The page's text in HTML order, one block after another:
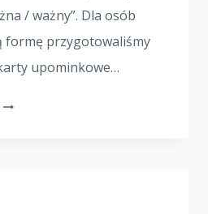
/ ważny”. Dla osób
formę przygotowaliśmy
upominkowe…